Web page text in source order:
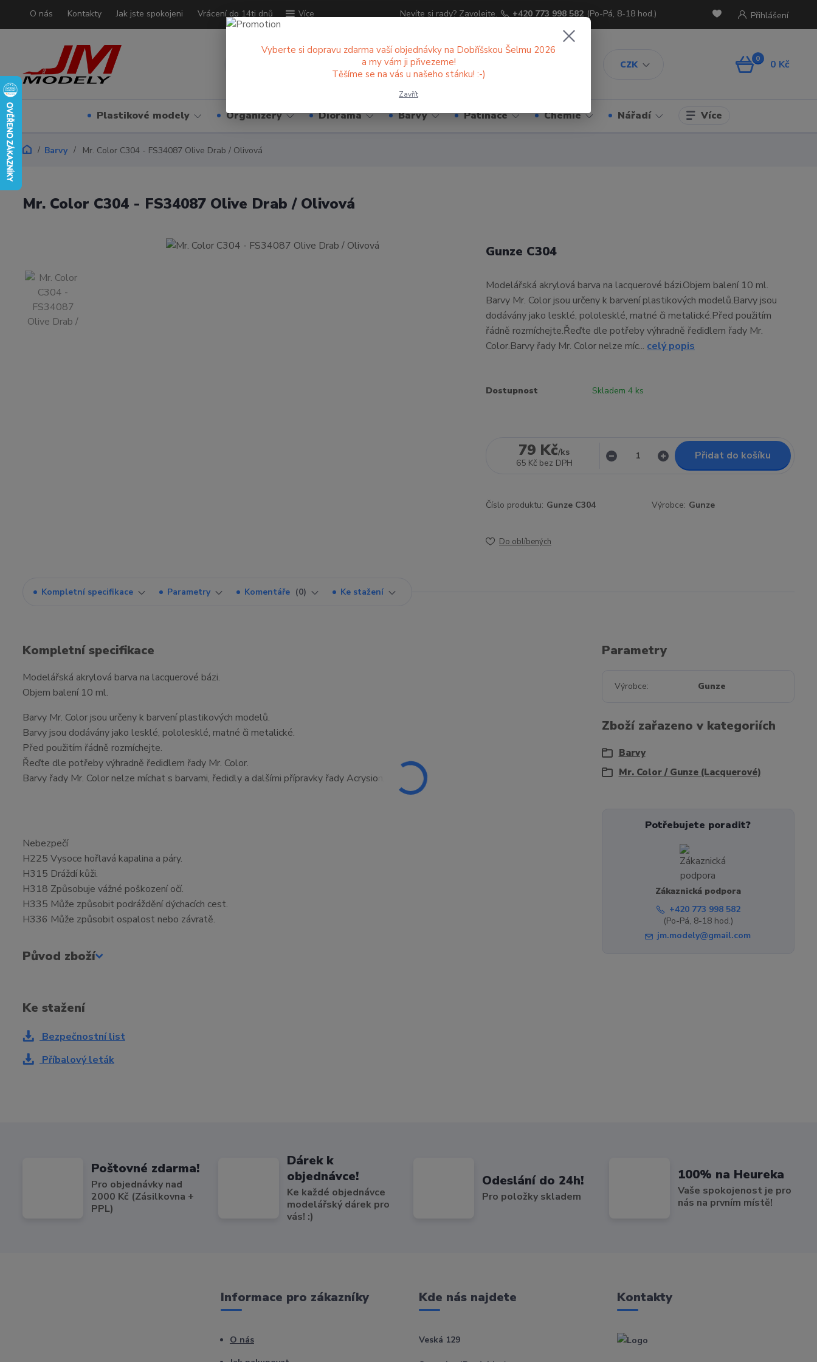
O nás Kontakty Jak jste spokojeni Vrácení do 14ti dnů Více
CZK
Přihlášení
Nevíte si rady? Zavolejte. +420 773 998 582 (Po-Pá, 8-18 hod.)
0 0 Kč
Plastikové modely Organizéry Diorama Barvy Patinace Chemie Nářadí Více
Barvy Mr. Color C304 - FS34087 Olive Drab / Olivová
Mr. Color C304 - FS34087 Olive Drab / Olivová
Gunze C304
Modelářská akrylová barva na lacquerové bázi.Objem balení 10 ml.
Barvy Mr. Color jsou určeny k barvení plastikových modelů.Barvy jsou
dodávány jako lesklé, pololesklé, matné či metalické.Před použitím
řádně rozmíchejte.Řeďte dle potřeby výhradně ředidlem řady Mr.
Color.Barvy řady Mr. Color nelze míc... celý popis
Dostupnost Skladem 4 ks
79 Kč/ks
65 Kč bez DPH
Přidat do košíku
Číslo produktu: Gunze C304 Výrobce: Gunze
Do oblíbených
Kompletní specifikace Parametry Komentáře 0 Ke stažení
Kompletní specifikace
Modelářská akrylová barva na lacquerové bázi.
Objem balení 10 ml.
Barvy Mr. Color jsou určeny k barvení plastikových modelů.
Barvy jsou dodávány jako lesklé, pololesklé, matné či metalické.
Před použitím řádně rozmíchejte.
Řeďte dle potřeby výhradně ředidlem řady Mr. Color.
Barvy řady Mr. Color nelze míchat s barvami, ředidly a dalšími přípravky řady Acrysion.
Nebezpečí
H225 Vysoce hořlavá kapalina a páry.
H315 Dráždí kůži.
H318 Způsobuje vážné poškození očí.
H335 Může způsobit podráždění dýchacích cest.
H336 Může způsobit ospalost nebo závratě.
Původ zboží
Parametry
Výrobce Gunze
Zboží zařazeno v kategoriích
Barvy
Mr. Color / Gunze (Lacquerové)
Potřebujete poradit?
Zákaznická podpora
+420 773 998 582
(Po-Pá, 8-18 hod.)
jm.modely@gmail.com
Ke stažení
Bezpečnostní list
Příbalový leták
Poštovné zdarma!
Pro objednávky nad
2000 Kč (Zásilkovna +
PPL)
Dárek k
objednávce!
Ke každé objednávce
modelářský dárek pro
vás! :)
Odeslání do 24h!
Pro položky skladem
100% na Heureka
Vaše spokojenost je pro
nás na prvním místě!
Informace pro zákazníky
O nás
Kde nás najdete
Veská 129
Kontakty
Vyberte si dopravu zdarma vaší objednávky na Dobříšskou Šelmu 2026
a my vám ji přivezeme!
Těšíme se na vás u našeho stánku! :-)
Zavřít